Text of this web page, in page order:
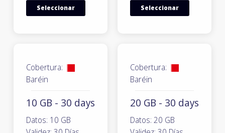
Seleccionar Seleccionar
Cobertura:
Baréin
10 GB - 30 days
Datos: 10 GB
Cobertura:
Baréin
20 GB - 30 days
Datos: 20 GB